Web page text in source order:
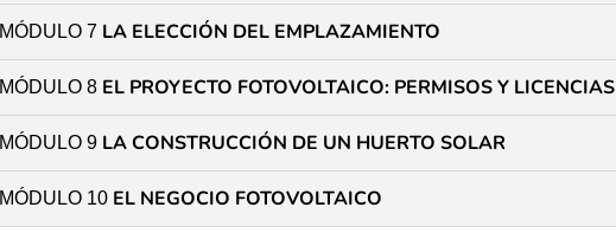
MÓDULO 7 LA ELECCIÓN DEL EMPLAZAMIENTO ​
MÓDULO 8 EL PROYECTO FOTOVOLTAICO: PERMISOS Y LICENCIAS
MÓDULO 9 LA CONSTRUCCIÓN DE UN HUERTO SOLAR ​
MÓDULO 10 EL NEGOCIO FOTOVOLTAICO ​